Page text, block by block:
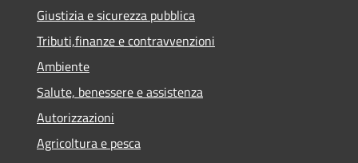
Giustizia e sicurezza pubblica
Tributi,finanze e contravvenzioni
Ambiente
Salute, benessere e assistenza
Autorizzazioni
Agricoltura e pesca